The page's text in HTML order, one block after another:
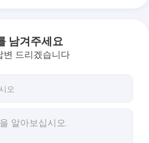
남겨주세요
변 드리겠습니다